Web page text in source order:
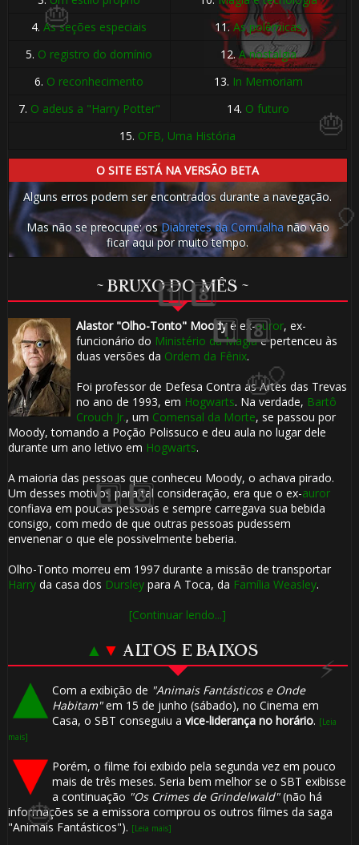
4.As seções especiais 11.As polêmicas
5. O registro do domínio 12.A nostalgia
6. O reconhecimento 13. In Memoriam
7. O adeus a "Harry Potter" 14. O futuro
15. OFB, Uma História
O SITE ESTÁ NA VERSÃO BETA
Alguns erros podem ser encontrados durante a navegação.
Mas não se preocupe: osDiabretes da Cornualha não vão
ficar aqui por muito tempo.
~ BRUXO DO MÊS ~
Alastor "Olho-Tonto" Moodyé ex-auror, ex-
funcionário do Ministério da Magiae pertenceu às
duas versões da Ordem da Fênix.
Foi professor de Defesa Contra as Artes das Trevas
no ano de 1993, em Hogwarts. Na verdade, Bartô
Crouch Jr., um Comensal da Morte, se passou por
Moody, tomando a Poção Polissuco e deu aula no lugar dele
durante um ano letivo em Hogwarts.
A maioria das pessoas que conheceu Moody, o achava pirado.
Um desses motivos para tal consideração, era que o ex-auror
confiava em poucas pessoas e sempre carregava sua bebida
consigo, com medo de que outras pessoas pudessem
envenenar o que ele possivelmente beberia.
Olho-Tonto morreu em 1997 durante a missão de transportar
Harryda casa dos Dursleypara A Toca, da Família Weasley.
[Continuar lendo...]
▲ ▼ ALTOS E BAIXOS
Com a exibição de "Animais Fantásticos e Onde
Habitam"em 15 de junho (sábado), no Cinema em
Casa, o SBT conseguiu a vice-liderança no horário. [Leia
mais]
Porém, o filme foi exibido pela segunda vez em pouco
mais de três meses. Seria bem melhor se o SBT exibisse
a continuação "Os Crimes de Grindelwald"(não há
informações se a emissora comprou os outros filmes da saga
"Animais Fantásticos"). [Leia mais]
🎈
🎂
⚡
🎈